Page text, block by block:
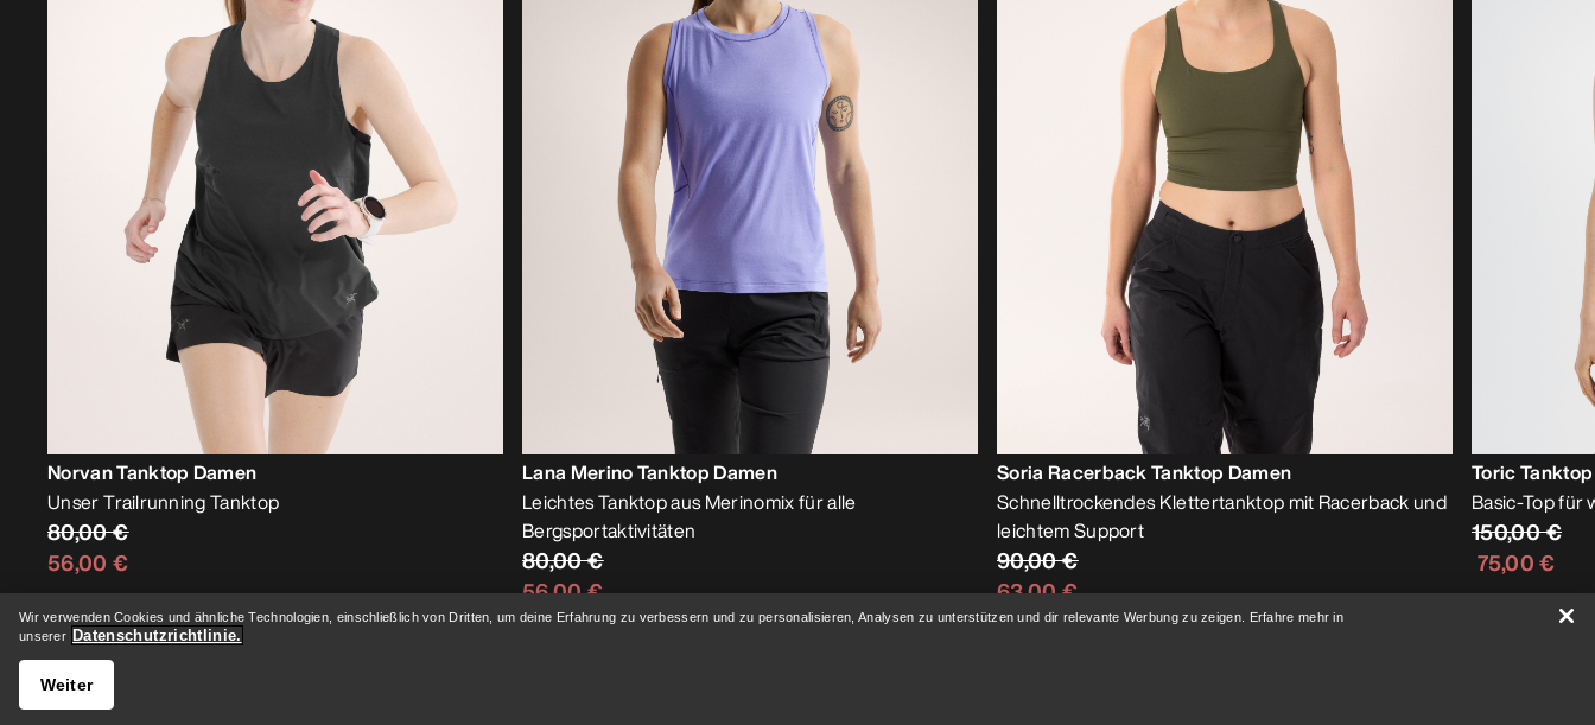
Norvan Tanktop Damen
Unser Trailrunning Tanktop
80,00 €
56,00 €
Lana Merino Tanktop Damen
Leichtes Tanktop aus Merinomix für alle
Bergsportaktivitäten
80,00 €
56,00 €
Soria Racerback Tanktop Damen
Schnelltrockendes Klettertanktop mit Racerback und
leichtem Support
90,00 €
63,00 €
Toric
Basic-Top für
150,00 €
75,00 €
Wir verwenden Cookies und ähnliche Technologien, einschließlich von Dritten, um deine Erfahrung zu verbessern und zu personalisieren, Analysen zu unterstützen und dir relevante Werbung zu zeigen. Erfahre mehr in
unserer Datenschutzrichtlinie.
Weiter